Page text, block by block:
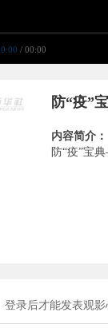
/ 00:00
防“疫”
内容简介：
防“疫”宝
登录后才能发表观影